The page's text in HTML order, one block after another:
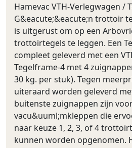
Hamevac VTH-Verlegwagen /
G&eacute;&eacute;n trottoir
is uitgerust om op een
trottoirtegels te leggen. Een
compleet geleverd met een
Tegelframe-4 met 4
30 kg. per stuk). Tegen
uiteraard worden geleverd
buitenste zuignappen zijn
vacu&uuml;mkleppen die
naar keuze 1, 2, 3, of 4
kunnen worden opgenomen.